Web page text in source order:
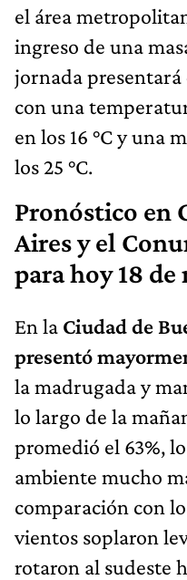
el área
ingreso de una
jornada presentará
con una
en los 16 °C y una
los 25 °C.
Pronóstico en
Aires y el
para hoy 18 de
En la Ciudad de
presentó
la madrugada y
lo largo de la
promedió el 63%,
ambiente mucho
comparación con
vientos soplaron
rotaron al sudeste